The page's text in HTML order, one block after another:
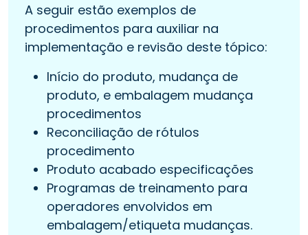
A seguir estão exemplos de
procedimentos para auxiliar na
implementação e revisão deste tópico:
Início do produto, mudança de
produto, e embalagem mudança
procedimentos
Reconciliação de rótulos
procedimento
Produto acabado especificações
Programas de treinamento para
operadores envolvidos em
embalagem/etiqueta mudanças.